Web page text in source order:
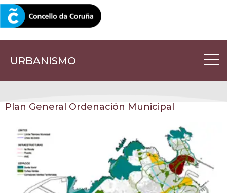
URBANISMO
CORUNA.GAL
Plan General Ordenación Municipal